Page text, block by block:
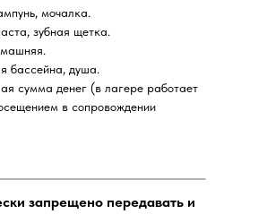
запрещено передавать и
мочалка.
зубная щетка.
бассейна, душа.
сумма денег (в лагере работает
в сопровождении